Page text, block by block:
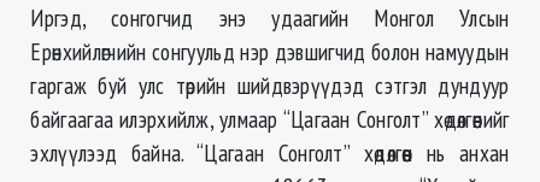
Иргэд, сонгогчид энэ удаагийн Монгол Улсын
Ерөнхийлөгчийн сонгуульд нэр дэвшигчид болон намуудын
гаргаж буй улс төрийн шийдвэрүүдэд сэтгэл дундуур
байгаагаа илэрхийлж, улмаар “Цагаан Сонголт” хөдөлгөөнийг
эхлүүлээд байна. “Цагаан Сонголт” хөдөлгөөн нь анхан